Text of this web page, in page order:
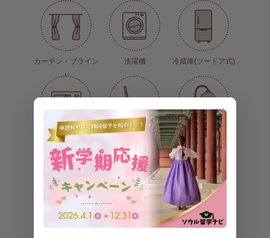
カーテン・ブライン
ド
洗濯機 冷蔵庫(ツードア式)
電子レンジ シャワー
洗面台
✕